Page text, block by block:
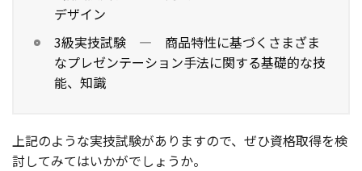
デザイン
3級実技試験 — 商品特性に基づくさまざま
なプレゼンテーション手法に関する基礎的な技
能、知識
上記のような実技試験がありますので、ぜひ資格取得を検
討してみてはいかがでしょうか。